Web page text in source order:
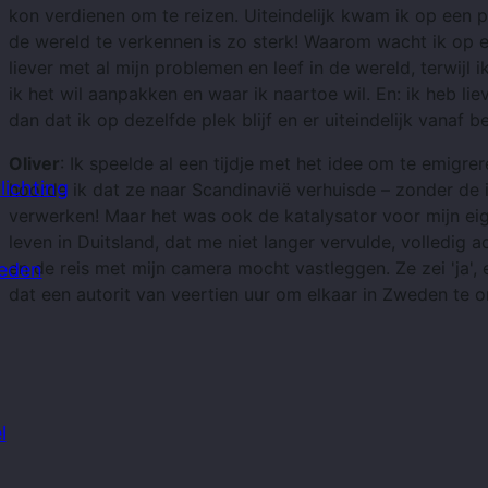
kon verdienen om te reizen. Uiteindelijk kwam ik op een
de wereld te verkennen is zo sterk! Waarom wacht ik op
liever met al mijn problemen en leef in de wereld,
ik het wil aanpakken en waar ik naartoe wil. En: ik heb
dan dat ik op dezelfde plek blijf en er uiteindelijk vanaf
Oliver: Ik speelde al een tijdje met het idee om te
hoorde ik dat ze naar Scandinavië verhuisde – zonder
verwerken! Maar het was ook de katalysator voor mijn
leven in Duitsland, dat me niet langer vervulde, volledig
en de reis met mijn camera mocht vastleggen. Ze zei
dat een autorit van veertien uur om elkaar in Zweden te